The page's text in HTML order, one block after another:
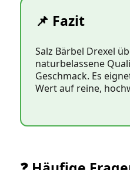
📌 Fazit
Salz Bärbel Drexel
naturbelassene
Geschmack. Es
Wert auf reine,